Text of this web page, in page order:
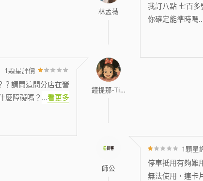
林孟薇
我訂八點 七百
你確定能準時嗎
鐘提那-Tina
1顆星評價
？請問這間分店在營
麼障礙嗎？ ...看更多
師公
1顆星
停車抵用有夠難
無法使用，連卡